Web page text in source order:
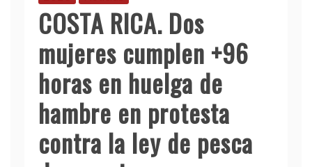
COSTA RICA. Dos
mujeres cumplen +96
horas en huelga de
hambre en protesta
contra la ley de pesca